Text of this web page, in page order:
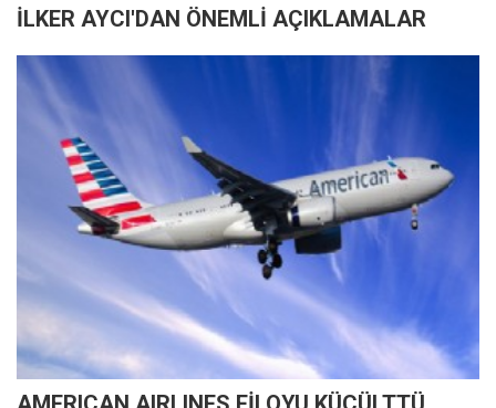
İLKER AYCI'DAN ÖNEMLİ AÇIKLAMALAR